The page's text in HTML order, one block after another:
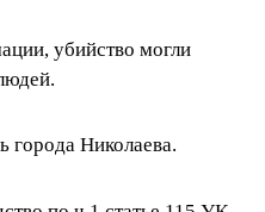
убийство могли
города Николаева.